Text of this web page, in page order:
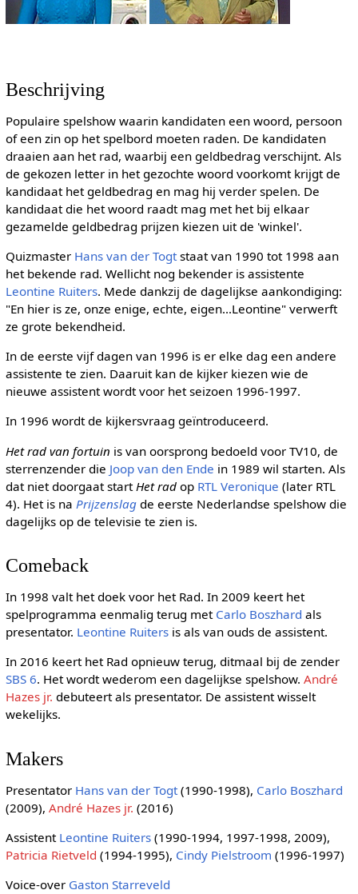
Beschrijving
Populaire spelshow waarin kandidaten een woord, persoon
of een zin op het spelbord moeten raden. De kandidaten
draaien aan het rad, waarbij een geldbedrag verschijnt. Als
de gekozen letter in het gezochte woord voorkomt krijgt de
kandidaat het geldbedrag en mag hij verder spelen. De
kandidaat die het woord raadt mag met het bij elkaar
gezamelde geldbedrag prijzen kiezen uit de 'winkel'.
Quizmaster Hans van der Togtstaat van 1990 tot 1998 aan
het bekende rad. Wellicht nog bekender is assistente
Leontine Ruiters. Mede dankzij de dagelijkse aankondiging:
"En hier is ze, onze enige, echte, eigen...Leontine" verwerft
ze grote bekendheid.
In de eerste vijf dagen van 1996 is er elke dag een andere
assistente te zien. Daaruit kan de kijker kiezen wie de
nieuwe assistent wordt voor het seizoen 1996-1997.
In 1996 wordt de kijkersvraag geïntroduceerd.
Het rad van fortuin is van oorsprong bedoeld voor TV10, de
sterrenzender die Joop van den Ende in 1989 wil starten. Als
dat niet doorgaat start Het radop RTL Veronique (later RTL
4). Het is na Prijzenslagde eerste Nederlandse spelshow die
dagelijks op de televisie te zien is.
Comeback
In 1998 valt het doek voor het Rad. In 2009 keert het
spelprogramma eenmalig terug met Carlo Boszhard als
presentator. Leontine Ruitersis als van ouds de assistent.
In 2016 keert het Rad opnieuw terug, ditmaal bij de zender
SBS 6. Het wordt wederom een dagelijkse spelshow. André
Hazes jr. debuteert als presentator. De assistent wisselt
wekelijks.
Makers
Presentator Hans van der Togt(1990-1998), Carlo Boszhard
(2009), André Hazes jr. (2016)
Assistent Leontine Ruiters(1990-1994, 1997-1998, 2009),
Patricia Rietveld (1994-1995), Cindy Pielstroom (1996-1997)
Voice-over Gaston Starreveld